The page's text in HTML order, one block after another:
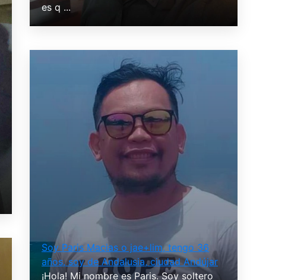
es q ...
Soy Paris Macias o jae+lim, tengo 36
años, soy de Andalusia, ciudad Andújar
¡Hola! Mi nombre es Paris. Soy soltero